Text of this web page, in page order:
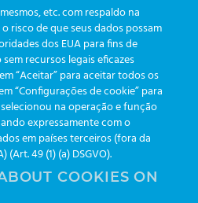
Version
etc. com respaldo na
risco de que seus dados possam
dos EUA para fins de
recursos legais eficazes
“Aceitar” para aceitar todos os
“Configurações de cookie” para
na operação e função
expressamente com o
em países terceiros (fora da
(Art. 49 (1) (a) DSGVO).
COOKIES ON